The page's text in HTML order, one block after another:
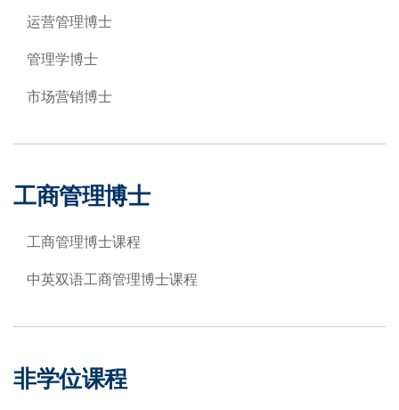
运营管理博士
管理学博士
市场营销博士
工商管理博士
工商管理博士课程
中英双语工商管理博士课程
非学位课程